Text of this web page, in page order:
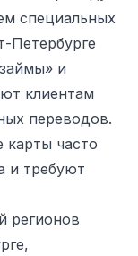
специальных
Петербурге
и
клиентам
переводов.
часто
и требуют
регионов